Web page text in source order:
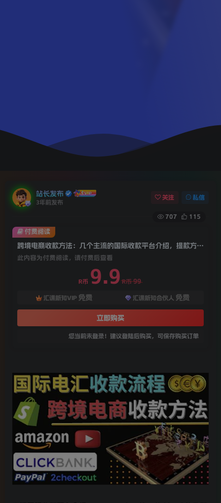
站长发布
3年前发布
关注 私信
707 115
跨境电商收款方法：几个主流的国际收款平台介绍，提款方法讲解
此内容为付费阅读，请付费后查看
R币 9.9 R币 99
汇课新知VIP 免费 汇课新知合伙人 免费
立即购买
您当前未登录！建议登陆后购买，可保存购买订单
付费阅读